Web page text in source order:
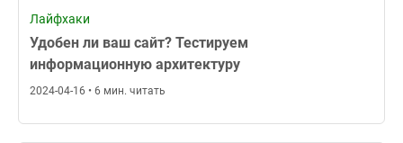
Лайфхаки
Удобен ли ваш сайт? Тестируем
информационную архитектуру
2024-04-16 • 6 мин. читать